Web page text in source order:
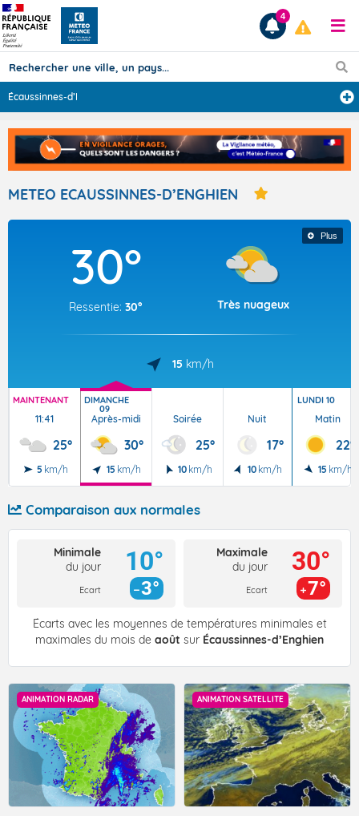
Prévisions
TOUS LES RÉSULTATS
Articles
4
Écaussinnes-d’E
METEO ECAUSSINNES-D’ENGHIEN
Plus
30°
Ressentie: 30° Très nuageux
15 km/h
MAINTENANT
11:41
25°
5 km/h
DIMANCHE
09
Après-midi
30°
15 km/h
Soirée
25°
10 km/h
Nuit
17°
10 km/h
LUNDI 10
Matin
22°
15 km/h
Comparaison aux normales
Minimale
du jour
Ecart
10°
3°
Maximale
du jour
Ecart
30°
7°
Écarts avec les moyennes de températures minimales et
maximales du mois de août sur Écaussinnes-d’Enghien
ANIMATION RADAR ANIMATION SATELLITE